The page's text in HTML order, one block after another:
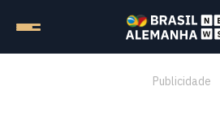
Publicidade